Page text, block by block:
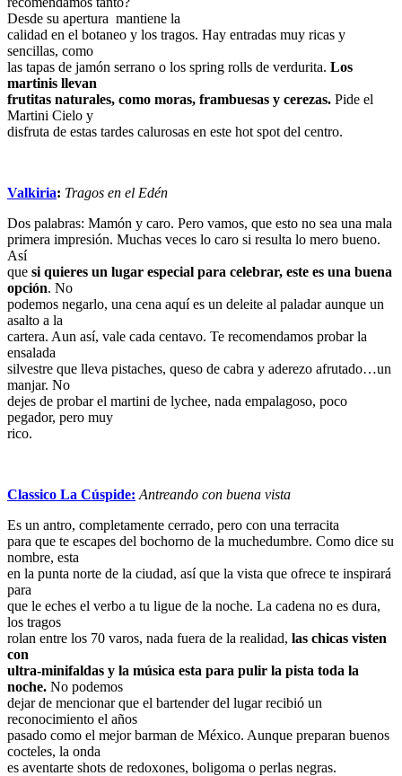
Desde su apertura mantiene la
calidad en el botaneo y los tragos. Hay entradas muy ricas y
sencillas, como
las tapas de jamón serrano o los spring rolls de verdurita. Los
martinis llevan
frutitas naturales, como moras, frambuesas y cerezas. Pide el
Martini Cielo y
disfruta de estas tardes calurosas en este hot spot del centro.
Valkiria: Tragos en el Edén
Dos palabras: Mamón y caro. Pero vamos, que esto no sea una mala
primera impresión. Muchas veces lo caro si resulta lo mero bueno.
Así
que si quieres un lugar especial para celebrar, este es una buena
opción. No
podemos negarlo, una cena aquí es un deleite al paladar aunque un
asalto a la
cartera. Aun así, vale cada centavo. Te recomendamos probar la
ensalada
silvestre que lleva pistaches, queso de cabra y aderezo afrutado…un
manjar. No
dejes de probar el martini de lychee, nada empalagoso, poco
pegador, pero muy
rico.
Classico La Cúspide: Antreando con buena vista
Es un antro, completamente cerrado, pero con una terracita
para que te escapes del bochorno de la muchedumbre. Como dice su
nombre, esta
en la punta norte de la ciudad, así que la vista que ofrece te inspirará
para
que le eches el verbo a tu ligue de la noche. La cadena no es dura,
los tragos
rolan entre los 70 varos, nada fuera de la realidad, las chicas visten
con
ultra-minifaldas y la música esta para pulir la pista toda la
noche. No podemos
dejar de mencionar que el bartender del lugar recibió un
reconocimiento el años
pasado como el mejor barman de México. Aunque preparan buenos
cocteles, la onda
es aventarte shots de redoxones, boligoma o perlas negras.